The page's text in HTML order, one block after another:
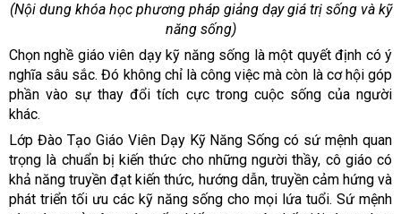
(Nội dung khóa học phương pháp giảng dạy giá trị sống và kỹ
năng sống)
Chọn nghề giáo viên dạy kỹ năng sống là một quyết định có ý
nghĩa sâu sắc. Đó không chỉ là công việc mà còn là cơ hội góp
phần vào sự thay đổi tích cực trong cuộc sống của người
khác.
Lớp Đào Tạo Giáo Viên Dạy Kỹ Năng Sống có sứ mệnh quan
trọng là chuẩn bị kiến thức cho những người thầy, cô giáo có
khả năng truyền đạt kiến thức, hướng dẫn, truyền cảm hứng và
phát triển tối ưu các kỹ năng sống cho mọi lứa tuổi. Sứ mệnh